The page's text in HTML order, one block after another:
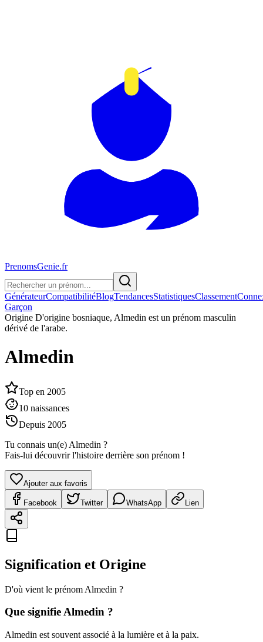
PrenomsGenie.fr
GénérateurCompatibilitéBlogTendancesStatistiquesClassement
Garçon
Origine D'origine bosniaque, Almedin est un prénom masculin
dérivé de l'arabe.
Almedin
Top en 2005
10 naissances
Depuis 2005
Tu connais un(e) Almedin ?
Fais-lui découvrir l'histoire derrière son prénom !
Ajouter aux favoris
Facebook Twitter WhatsApp Lien
Signification et Origine
D'où vient le prénom Almedin ?
Que signifieAlmedin ?
Almedin est souvent associé à la lumière et à la paix.